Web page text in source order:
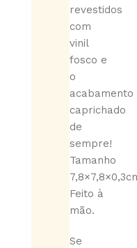
revestidos
com
vinil
fosco e
o
acabamento
caprichado
de
sempre!
Tamanho
Feito à
mão.
Se